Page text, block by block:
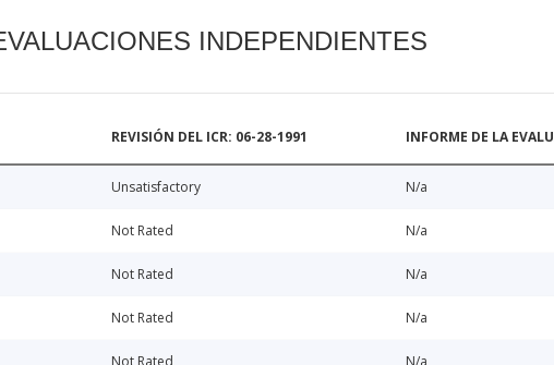
INDEPENDIENTES
REVISIÓN DEL ICR: 06-28-1991 INFORME DE LA
Unsatisfactory N/a
Not Rated N/a
Not Rated N/a
Not Rated N/a